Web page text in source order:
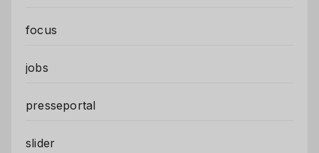
focus
jobs
presseportal
slider